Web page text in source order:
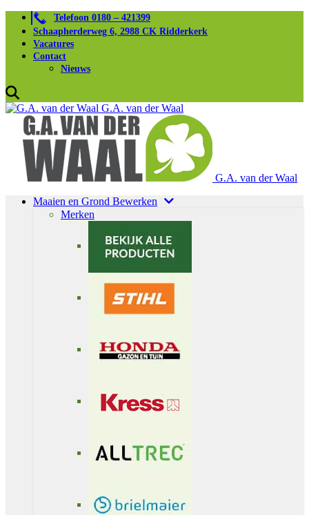
Telefoon 0180 – 421399
Schaapherderweg 6, 2988 CK Ridderkerk
Vacatures
Contact
Nieuws
G.A. van der Waal
G.A. van der Waal
Maaien en Grond Bewerken
Merken